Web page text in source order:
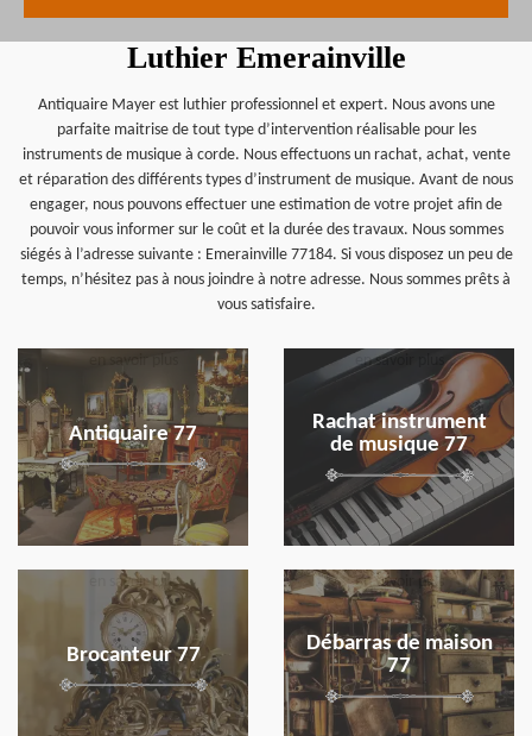
Luthier Emerainville
Antiquaire Mayer est luthier professionnel et expert. Nous avons une
parfaite maitrise de tout type d’intervention réalisable pour les
instruments de musique à corde. Nous effectuons un rachat, achat, vente
et réparation des différents types d’instrument de musique. Avant de nous
engager, nous pouvons effectuer une estimation de votre projet afin de
pouvoir vous informer sur le coût et la durée des travaux. Nous sommes
siégés à l’adresse suivante : Emerainville 77184. Si vous disposez un peu de
temps, n’hésitez pas à nous joindre à notre adresse. Nous sommes prêts à
vous satisfaire.
Antiquaire 77
en savoir plus
Rachat instrument
de musique 77
en savoir plus
Brocanteur 77
en savoir plus
Débarras de maison
77
en savoir plus